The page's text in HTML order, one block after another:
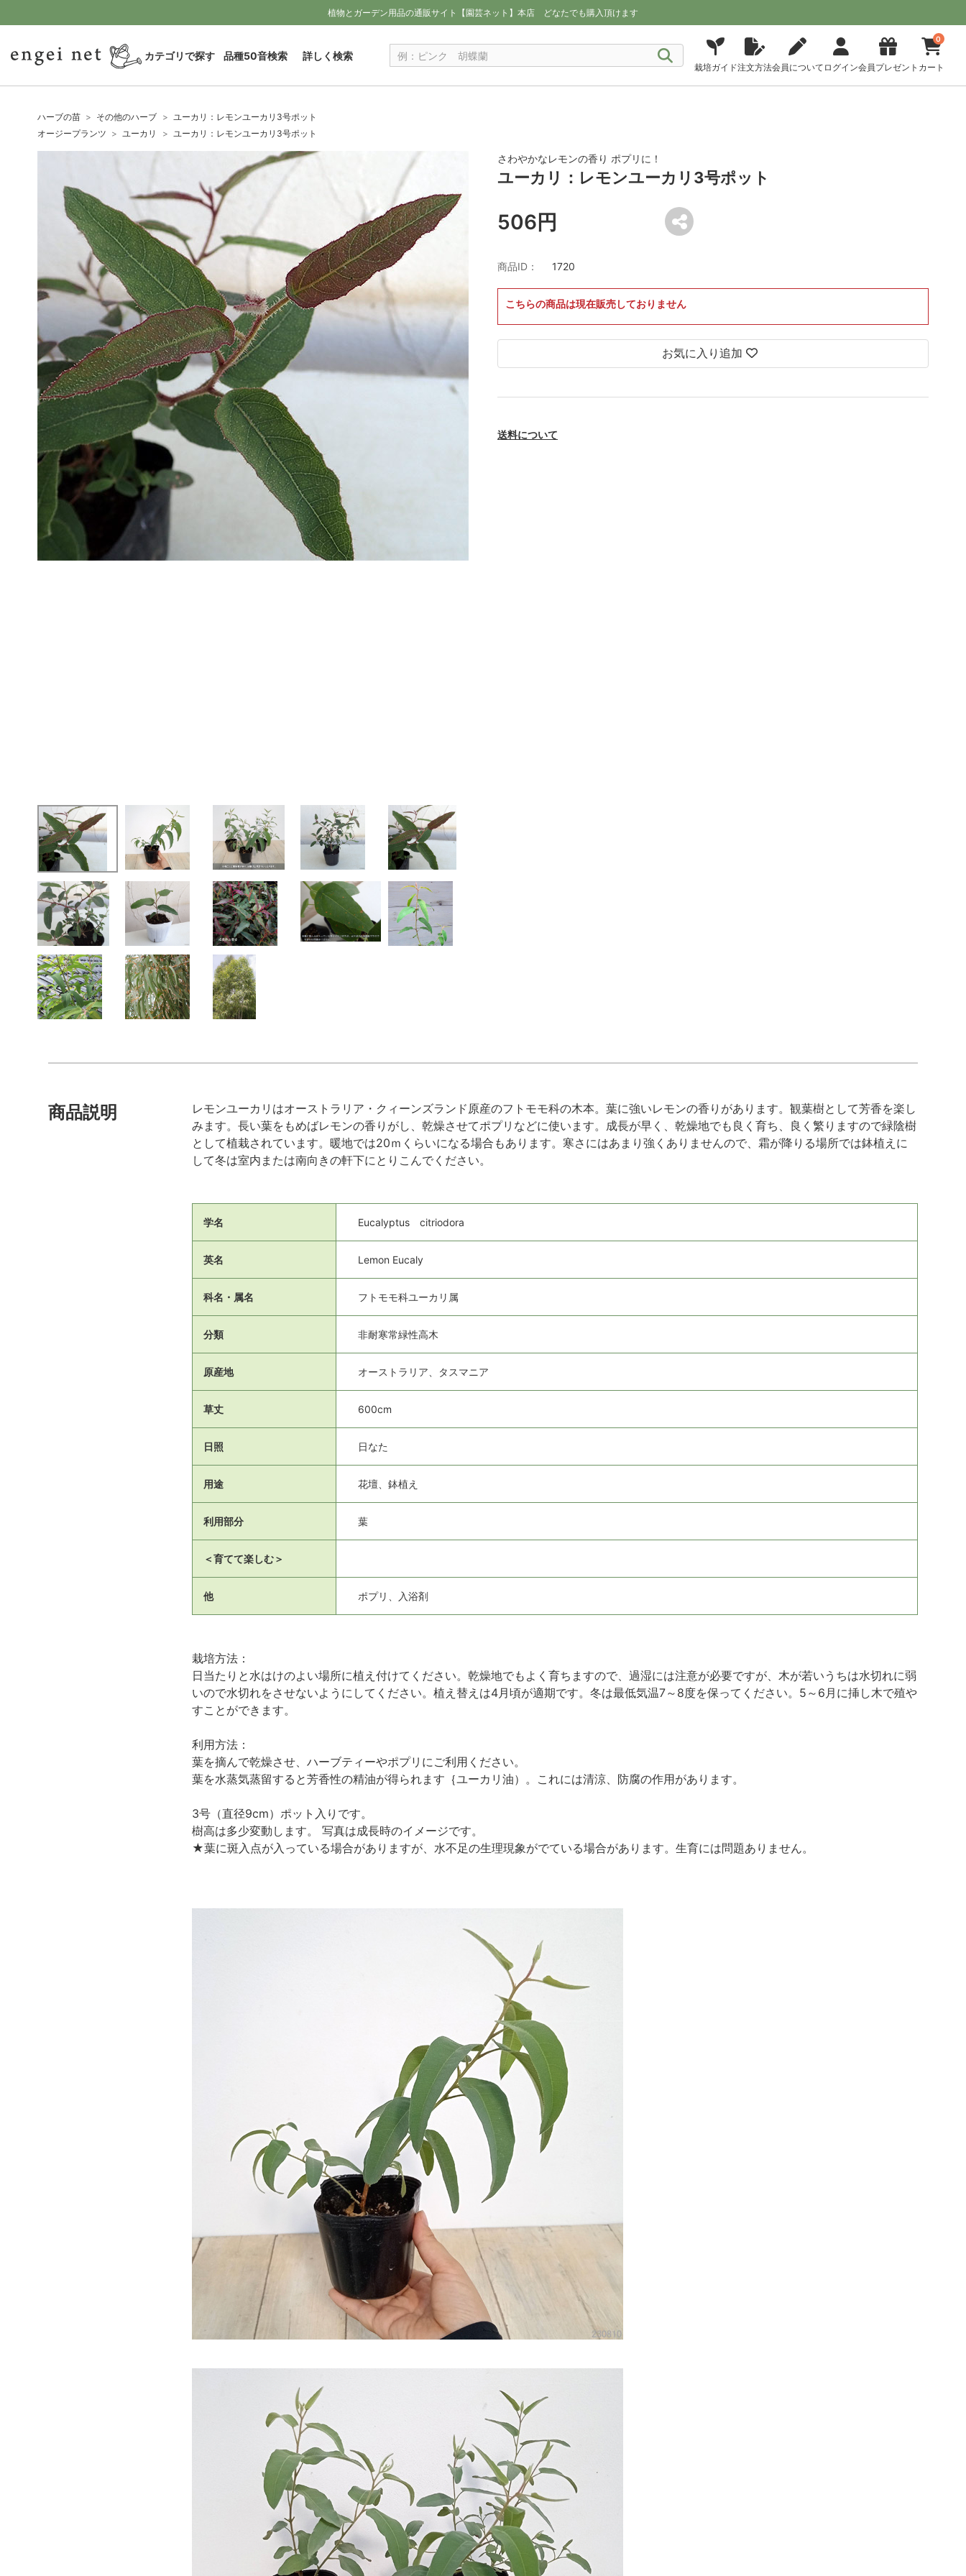
植物とガーデン用品の通販サイト【園芸ネット】本店 どなたでも購入頂けます
カテゴリで探す 品種50音検索 詳しく検索
栽培ガイド注文方法会員について ログイン会員プレゼント
0
カート
ハーブの苗 その他のハーブ
ユーカリ：レモンユーカリ3号ポット
オージープランツ
ユーカリ ユーカリ：レモンユーカリ3号ポット
さわやかなレモンの香り ポプリに！
ユーカリ：レモンユーカリ3号ポット
506円
商品ID： 1720
こちらの商品は現在販売しておりません
お気に入り追加
送料について
商品説明
レモンユーカリはオーストラリア・クィーンズランド原産のフトモモ科の木本。葉に強いレモンの香りがあります。観葉樹として芳香を楽し
みます。長い葉をもめばレモンの香りがし、乾燥させてポプリなどに使います。成長が早く、乾燥地でも良く育ち、良く繁りますので緑陰樹
として植栽されています。暖地では20ｍくらいになる場合もあります。寒さにはあまり強くありませんので、霜が降りる場所では鉢植えに
して冬は室内または南向きの軒下にとりこんでください。
学名 Eucalyptus citriodora
英名 Lemon Eucaly
科名・属名 フトモモ科ユーカリ属
分類 非耐寒常緑性高木
原産地 オーストラリア、タスマニア
草丈 600cm
日照 日なた
用途 花壇、鉢植え
利用部分 葉
＜育てて楽しむ＞
他 ポプリ、入浴剤
栽培方法：
日当たりと水はけのよい場所に植え付けてください。乾燥地でもよく育ちますので、過湿には注意が必要ですが、木が若いうちは水切れに弱
いので水切れをさせないようにしてください。植え替えは4月頃が適期です。冬は最低気温7～8度を保ってください。5～6月に挿し木で殖や
すことができます。
利用方法：
葉を摘んで乾燥させ、ハーブティーやポプリにご利用ください。
葉を水蒸気蒸留すると芳香性の精油が得られます｛ユーカリ油）。これには清涼、防腐の作用があります。
3号（直径9cm）ポット入りです。
樹高は多少変動します。 写真は成長時のイメージです。
★葉に斑入点が入っている場合がありますが、水不足の生理現象がでている場合があります。生育には問題ありません。